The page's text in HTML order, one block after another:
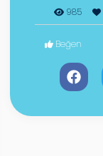
985
Beğen